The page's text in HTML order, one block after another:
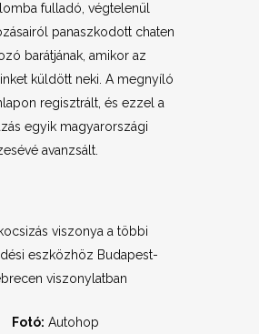
fulladó, végtelenül
panaszkodott chaten
barátjának, amikor az
küldött neki. A megnyíló
regisztrált, és ezzel a
egyik magyarországi
avanzsált.
viszonya a többi
eszközhöz Budapest-
viszonylatban
Fotó: Autohop